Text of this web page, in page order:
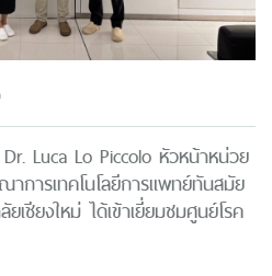
Luca Lo Piccolo หัวหน้าหน่วย
การเทคโนโลยีการแพทย์ทันสมัย
ชียงใหม่ ได้เข้าเยี่ยมชมศูนย์โรค